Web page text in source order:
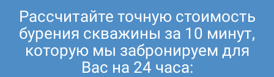
Рассчитайте точную стоимость
бурения скважины за 10 минут,
которую мы забронируем для
Вас на 24 часа: